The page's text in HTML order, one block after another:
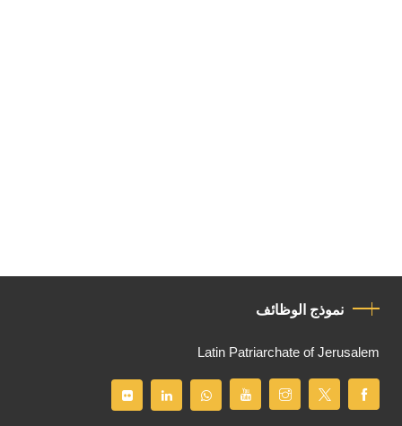
نموذج الوظائف
Latin Patriarchate of Jerusalem